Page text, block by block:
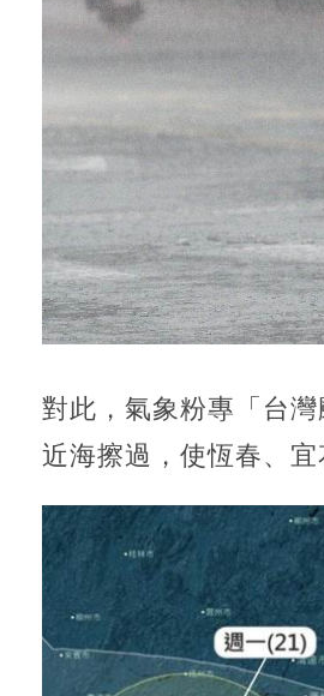
對此，氣象粉專「台
近海擦過，使恆春、